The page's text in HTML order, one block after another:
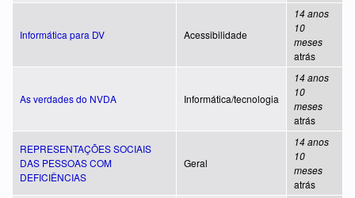
Informática para DV Acessibilidade
14 anos
10
meses
atrás
As verdades do NVDA Informática/tecnologia
14 anos
10
meses
atrás
REPRESENTAÇÕES SOCIAIS
DAS PESSOAS COM
DEFICIÊNCIAS
Geral
14 anos
10
meses
atrás